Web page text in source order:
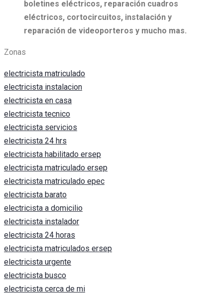
boletines eléctricos, reparación cuadros
eléctricos, cortocircuitos, instalación y
reparación de videoporteros y mucho mas.
Zonas
electricista matriculado
electricista instalacion
electricista en casa
electricista tecnico
electricista servicios
electricista 24 hrs
electricista habilitado ersep
electricista matriculado ersep
electricista matriculado epec
electricista barato
electricista a domicilio
electricista instalador
electricista 24 horas
electricista matriculados ersep
electricista urgente
electricista busco
electricista cerca de mi